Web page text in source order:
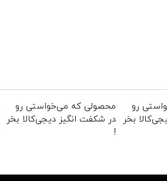
رو
بخر
محصولی که می‌خواستی رو
در شکفت انگیز دیجی‌کالا بخر
!